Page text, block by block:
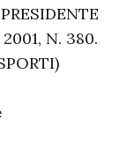
N. 380.